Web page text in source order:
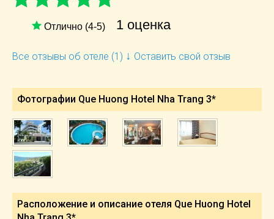
Отлично (4-5) 1 оценка
Все отзывы об отеле (1) ↓ Оставить свой отзыв
Фотографии Que Huong Hotel Nha Trang 3*
Расположение и описание отеля Que Huong Hotel